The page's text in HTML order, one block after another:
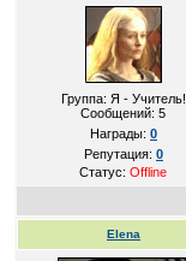
Группа: Я - Учитель!
Сообщений:5
Награды: 0
Репутация: 0
Статус:Offline
Elena